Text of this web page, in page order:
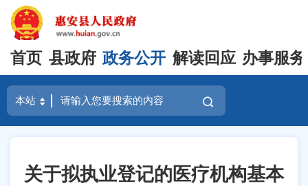
首页 县政府 政务公开 解读回应 办事服务
关于拟执业登记的医疗机构基本